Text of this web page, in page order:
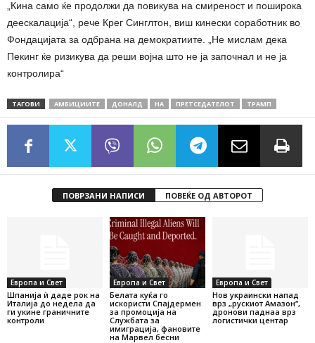
„Кина само ќе продолжи да повикува на смиреност и поширока
деескалација“, рече Крег Синглтон, виш кинески соработник во
Фондацијата за одбрана на демократиите. „Не мислам дека
Пекинг ќе ризикува да реши војна што не ја започнал и не ја
контролира“
ТАГОВИ АМБИЦИИТЕ ДОНАЛД НА ПРЕТСЕДАТЕЛОТ ТРАМП
ПОВРЗАНИ НАПИСИ ПОВЕЌЕ ОД АВТОРОТ
Европа и Свет
Шпанија ѝ даде рок на
Италија до недела да
ги укине граничните
контроли
Европа и Свет
Белата куќа го
искористи Спајдермен
за промоција на
Службата за
имиграција, фановите
на Марвел бесни
Европа и Свет
Нов украински напад
врз „рускиот Амазон“,
дронови паднаа врз
логистички центар